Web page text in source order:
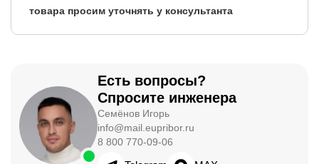
товара просим уточнять у консультанта
Есть вопросы?
Спросите инженера
Семёнов Игорь
info@mail.eupribor.ru
8 800 770-09-06